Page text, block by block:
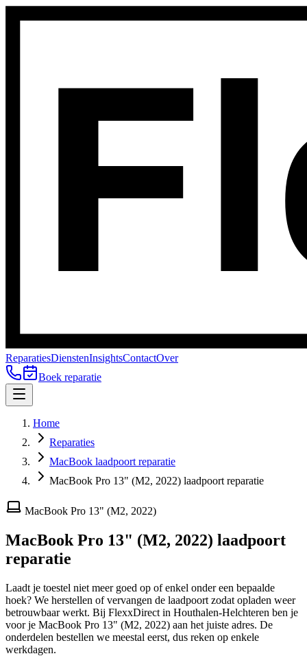
ReparatiesDienstenInsightsContactOver
Boek reparatie
Home
Reparaties
MacBook laadpoort reparatie
MacBook Pro 13" (M2, 2022) laadpoort reparatie
MacBook Pro 13" (M2, 2022)
MacBook Pro 13" (M2, 2022) laadpoort
reparatie
Laadt je toestel niet meer goed op of enkel onder een bepaalde
hoek? We herstellen of vervangen de laadpoort zodat opladen weer
betrouwbaar werkt. Bij FlexxDirect in Houthalen-Helchteren ben je
voor je MacBook Pro 13" (M2, 2022) aan het juiste adres. De
onderdelen bestellen we meestal eerst, dus reken op enkele
werkdagen.